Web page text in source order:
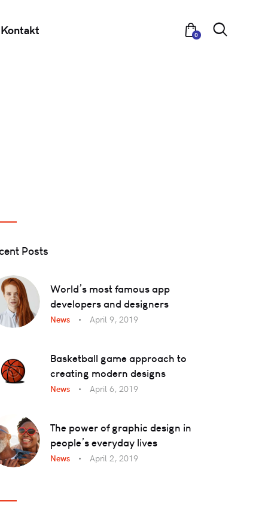
Kontakt 0
Posts
World’s most famous app
developers and designers
News April 9, 2019
Basketball game approach to
creating modern designs
News April 6, 2019
The power of graphic design in
people’s everyday lives
News April 2, 2019